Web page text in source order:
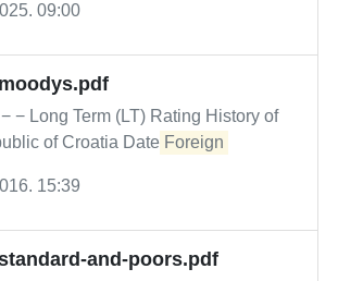
09:00
− Long Term (LT) Rating History of
of Croatia Date Foreign
15:39
and-poors.pdf